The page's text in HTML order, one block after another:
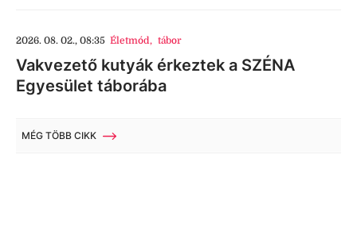
2026. 08. 02., 08:35 Életmód, tábor
Vakvezető kutyák érkeztek a SZÉNA
Egyesület táborába
MÉG TÖBB CIKK